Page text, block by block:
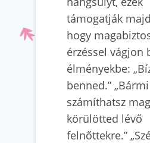
támogatják
hogy
érzéssel vágjon
élményekbe:
benned.”
számíthatsz
körülötted lévő
felnőttekre.”